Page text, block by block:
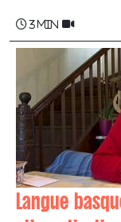
3 min
Langue